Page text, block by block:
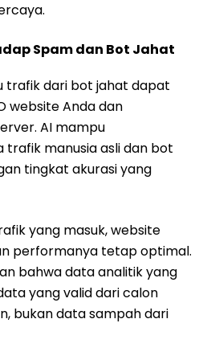
Spam dan Bot Jahat
trafik dari bot jahat dapat
website Anda dan
AI mampu
manusia asli dan bot
tingkat akurasi yang
yang masuk, website
performanya tetap optimal.
bahwa data analitik yang
yang valid dari calon
bukan data sampah dari